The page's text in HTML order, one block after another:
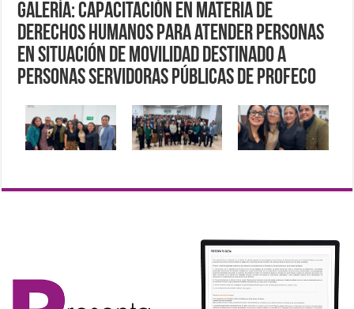
Galería: Capacitación en materia de
Derechos Humanos para atender personas
en situación de movilidad destinado a
personas servidoras públicas de PROFECO